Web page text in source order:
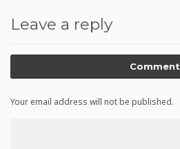
Leave a reply
Comment
Your email address will not be published.